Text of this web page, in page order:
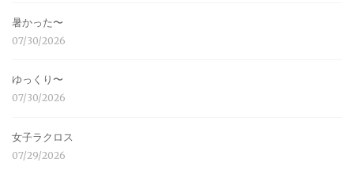
暑かった〜
07/30/2026
ゆっくり〜
07/30/2026
女子ラクロス
07/29/2026